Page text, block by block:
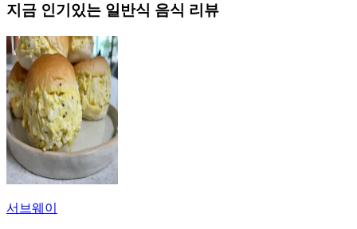
지금 인기있는 일반식 음식 리뷰
서브웨이